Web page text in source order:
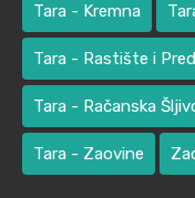
Tara - Kremna
Tara - Rastište i
Tara - Račanska
Tara - Zaovine